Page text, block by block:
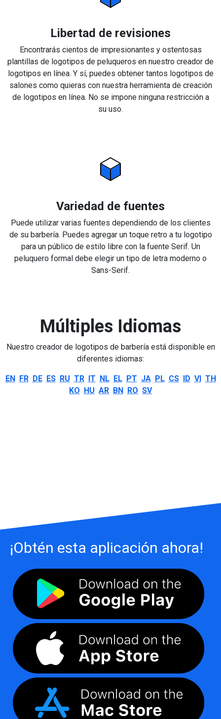
Libertad de revisiones
Encontrarás cientos de impresionantes y ostentosas
plantillas de logotipos de peluqueros en nuestro creador de
logotipos en línea. Y sí, puedes obtener tantos logotipos de
salones como quieras con nuestra herramienta de creación
de logotipos en línea. No se impone ninguna restricción a
su uso.
Variedad de fuentes
Puede utilizar varias fuentes dependiendo de los clientes
de su barbería. Puedes agregar un toque retro a tu logotipo
para un público de estilo libre con la fuente Serif. Un
peluquero formal debe elegir un tipo de letra moderno o
Sans-Serif.
Múltiples Idiomas
Nuestro creador de logotipos de barbería está disponible en
diferentes idiomas:
EN FR DE ES RU TR IT NL EL PT JA PL CS ID VI TH
KO HU AR BN RO SV
¡Obtén esta aplicación ahora!